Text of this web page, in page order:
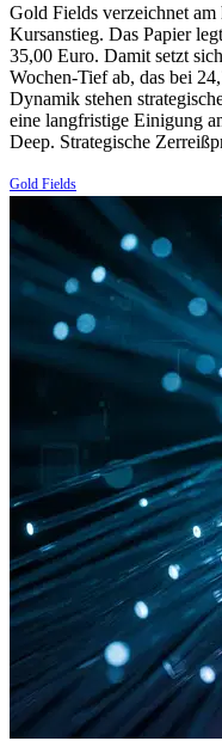
Gold Fields verzeichnet
Kursanstieg. Das Papier
35,00 Euro. Damit setzt
Wochen-Tief ab, das bei
Dynamik stehen
eine langfristige Einigung
Deep. Strategische
Gold Fields